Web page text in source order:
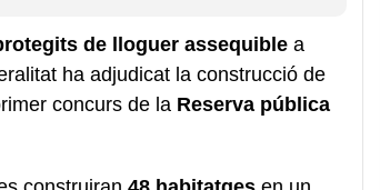
de lloguer assequible a
ha adjudicat la construcció de
concurs de la Reserva pública